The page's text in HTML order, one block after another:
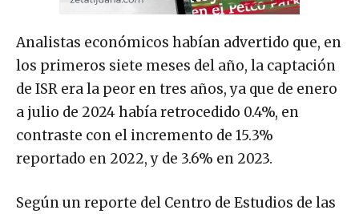
Analistas económicos habían advertido que, en
los primeros siete meses del año, la captación
de ISR era la peor en tres años, ya que de enero
a julio de 2024 había retrocedido 0.4%, en
contraste con el incremento de 15.3%
reportado en 2022, y de 3.6% en 2023.
Según un reporte del Centro de Estudios de las